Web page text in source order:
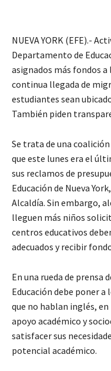
NUEVA YORK (EFE).-
Departamento de
asignados más fondos
continua llegada de
estudiantes sean
También piden
Se trata de una
que este lunes era el
sus reclamos de
Educación de Nueva
Alcaldía. Sin embargo,
lleguen más niños
centros educativos
adecuados y recibir
En una rueda de prensa
Educación debe poner
que no hablan inglés,
apoyo académico y
satisfacer sus
potencial académico.